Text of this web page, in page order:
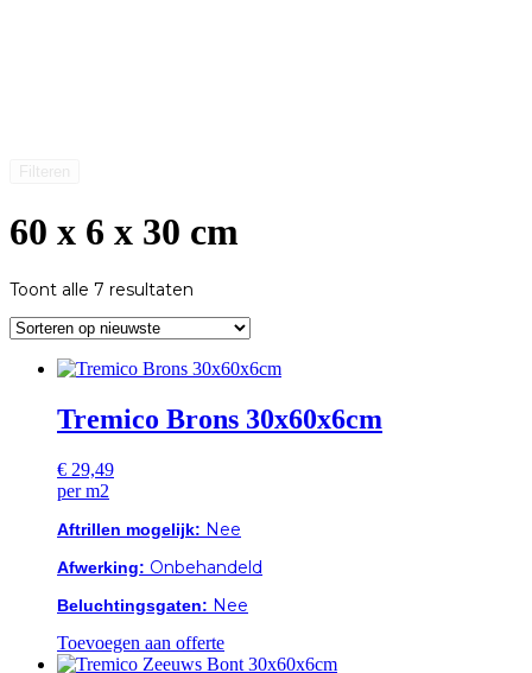
60 x 6 x 30 cm
Toont alle 7 resultaten
nieuwste
Tremico Brons 30x60x6cm
€ 29,49
per m2
Aftrillen mogelijk: Nee
Afwerking: Onbehandeld
Beluchtingsgaten: Nee
Toevoegen aan offerte